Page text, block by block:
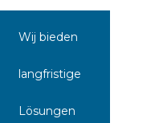
Wij bieden
langfristige
Lösungen